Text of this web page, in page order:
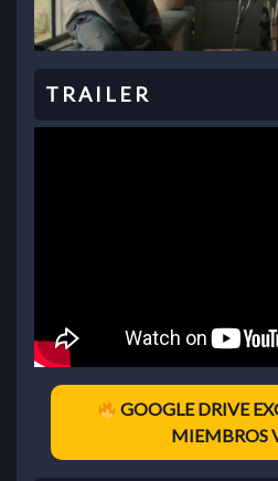
GOOGLE DRIVE
MIEMBROS